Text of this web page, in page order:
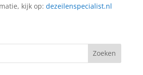
kijk op: dezeilenspecialist.nl